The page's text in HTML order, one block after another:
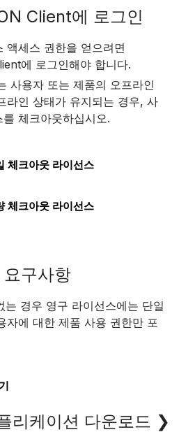
Client에 로그인
액세스 권한을 얻으려면
에 로그인해야 합니다.
사용자 또는 제품의 오프라인
라인 상태가 유지되는 경우, 사
체크아웃하십시오.
체크아웃 라이선스
체크아웃 라이선스
구사항
는 경우 영구 라이선스에는 단일
자에 대한 제품 사용 권한만 포
리케이션 다운로드 ❯